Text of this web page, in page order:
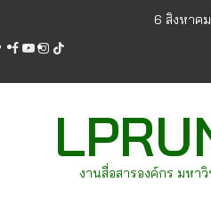
content
6 สิงหาค
facebook
youtube
instagram
tiktok
งานสื่อสารองค์กร มหา